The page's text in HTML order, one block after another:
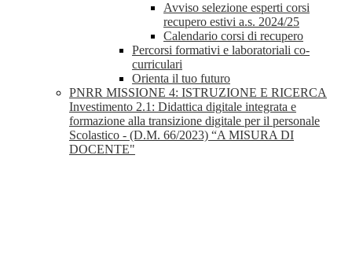
Avviso selezione esperti corsi
recupero estivi a.s. 2024/25
Calendario corsi di recupero
Percorsi formativi e laboratoriali co-
curriculari
Orienta il tuo futuro
PNRR MISSIONE 4: ISTRUZIONE E RICERCA
Investimento 2.1: Didattica digitale integrata e
formazione alla transizione digitale per il personale
Scolastico - (D.M. 66/2023) “A MISURA DI
DOCENTE"